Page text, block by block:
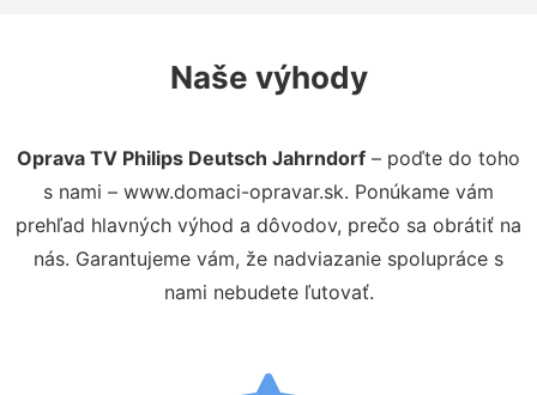
Naše výhody
Oprava TV Philips Deutsch Jahrndorf – poďte do toho
s nami – www.domaci-opravar.sk. Ponúkame vám
prehľad hlavných výhod a dôvodov, prečo sa obrátiť na
nás. Garantujeme vám, že nadviazanie spolupráce s
nami nebudete ľutovať.